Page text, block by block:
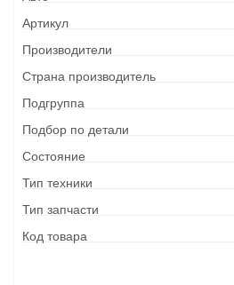
Артикул
Производители
Страна производитель
Подгруппа
Подбор по детали
Состояние
Тип техники
Тип запчасти
Код товара